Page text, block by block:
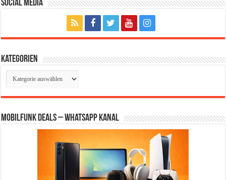
Social Media
Kategorien
Kategorien
Mobilfunk Deals – WhatsApp Kanal